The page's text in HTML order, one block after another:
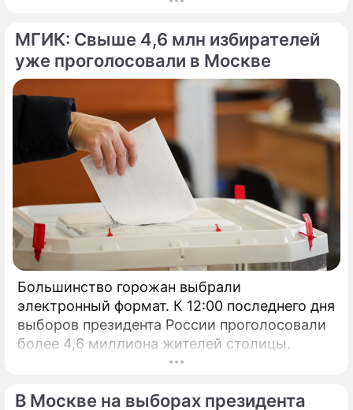
МГИК: Свыше 4,6 млн избирателей
уже проголосовали в Москве
Большинство горожан выбрали
электронный формат. К 12:00 последнего дня
выборов президента России проголосовали
более 4,6 миллиона жителей столицы.
В Москве на выборах президента